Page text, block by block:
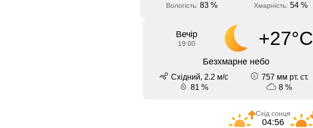
Вологість: 83 % Хмарність: 54 %
Вечір
19:00 +27°C
Безхмарне небо
Східний, 2.2 м/с
757 мм рт. ст.
81 %
8 %
Схід сонця
04:56